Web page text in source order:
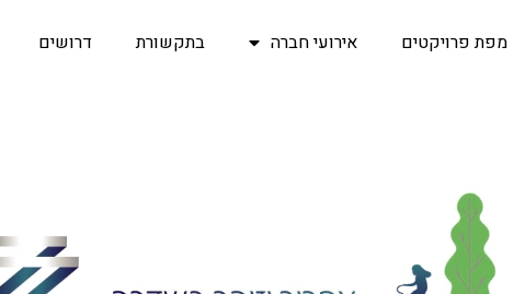
מפת פרויקטים אירועי חברה בתקשורת דרושים